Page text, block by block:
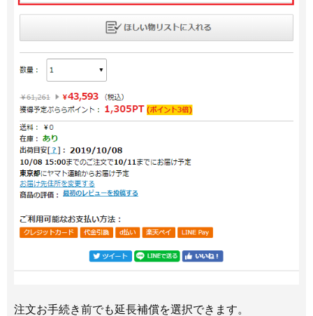
注文お手続き前でも延長補償を選択できます。